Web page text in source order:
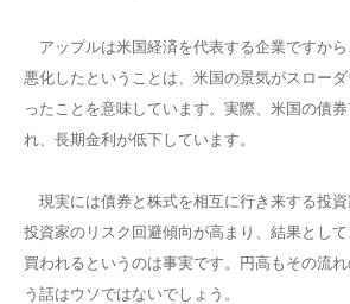
アップルは米国経済を代表する企業ですか
悪化したということは、米国の景気がスロー
ったことを意味しています。実際、米国の債
れ、長期金利が低下しています。
現実には債券と株式を相互に行き来する投資
投資家のリスク回避傾向が高まり、結果とし
買われるというのは事実です。円高もその流
う話はウソではないでしょう。